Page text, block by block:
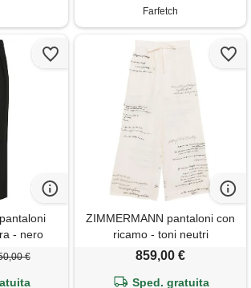
Farfetch
- nero
€
ZIMMERMANN pantaloni con
ricamo - toni neutri
859,00 €
Sped. gratuita